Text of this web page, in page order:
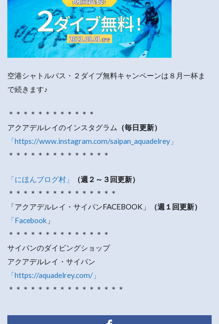
空港シャトルバス・２ダイブ無料キャンペーンは８月一杯ま
で続きます♪
＊＊＊＊＊＊＊＊＊＊＊＊
アクアデルレイのインスタグラム
（毎日更新）
「https://www.instagram.com/saipan_aquadelrey」
＊＊＊＊＊＊＊＊＊＊＊＊＊＊
「にほんブログ村」
（週２～３回更新）
＊＊＊＊＊＊＊＊＊＊＊＊＊＊＊
「アクアデルレイ・サイパンFACEBOOK」
（週１回更新）
「Facebook 」
＊＊＊＊＊＊＊＊＊＊＊＊＊＊
サイパンのダイビングショップ
アクアデルレイ・サイパン
「https://aquadelrey.com/」
＊＊＊＊＊＊＊＊＊＊＊＊＊＊＊＊